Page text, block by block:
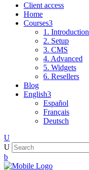
Client access
Home
Courses
1. Introduction
2. Setup
3. CMS
4. Advanced
5. Widgets
6. Resellers
Blog
English
Español
Français
Deutsch